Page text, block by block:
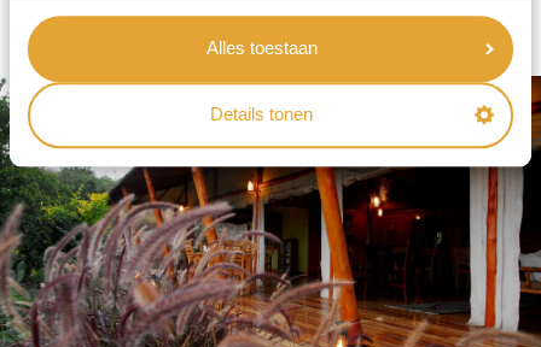
Alles toestaan
Details tonen
een prachtige omgeving en sommigen beschikken
bovendien over een zwembad of andere extra’s.